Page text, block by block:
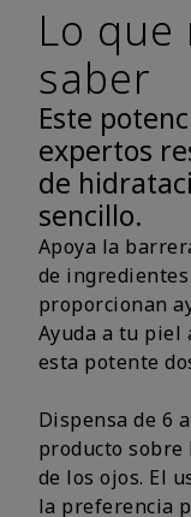
Lo que
saber
Este
expertos
de
sencillo.
Apoya la
de
proporcionan
Ayuda a tu piel
esta potente
Dispensa de 6
producto sobre
de los ojos. El
la preferencia